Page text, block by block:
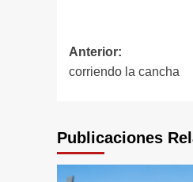
Navegación
de
Anterior:
corriendo la cancha
Publicaciones